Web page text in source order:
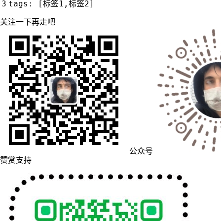
tags: [标签1,标签2]
关注一下再走吧
公众号
赞赏支持